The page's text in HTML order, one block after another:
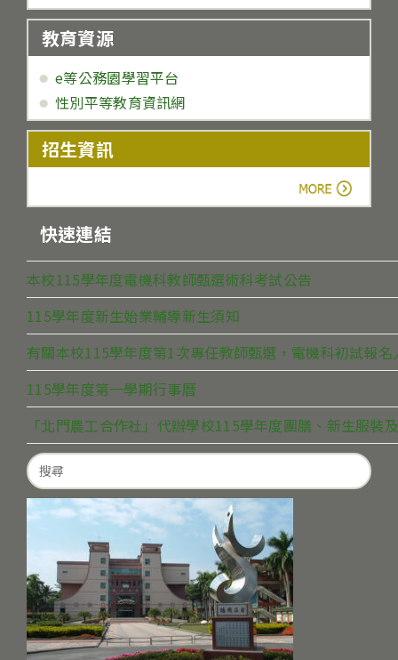
教育資源
e等公務園學習平台
性別平等教育資訊網
招生資訊
快速連結
本校115學年度電機科教師甄選術科考試公告
115學年度新生始業輔導新生須知
有關本校115學年度第1次專任教師甄選，電機科初試報
115學年度第一學期行事曆
「北門農工合作社」代辦學校115學年度團膳、新生服裝
Search
for: